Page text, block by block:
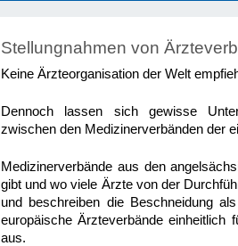
Stellungnahmen von
Keine Ärzteorganisation der Welt
Dennoch lassen sich gewisse
zwischen den Medizinerverbänden der
Medizinerverbände aus den
gibt und wo viele Ärzte von der
und beschreiben die Beschneidung
europäische Ärzteverbände einheitlich
aus.